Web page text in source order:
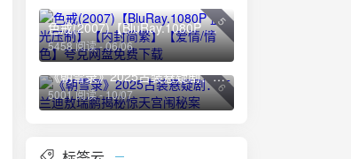
5
色戒(2007)【BluRay.1080P 蓝光压制】【内封简繁】【爱情/情色】夸克网盘免费下载
5458 阅读 - 06/06
6
《朝雪录》2025古装悬疑剧：李兰迪敖瑞鹏揭秘惊天宫闱秘案
5001 阅读 - 10/07